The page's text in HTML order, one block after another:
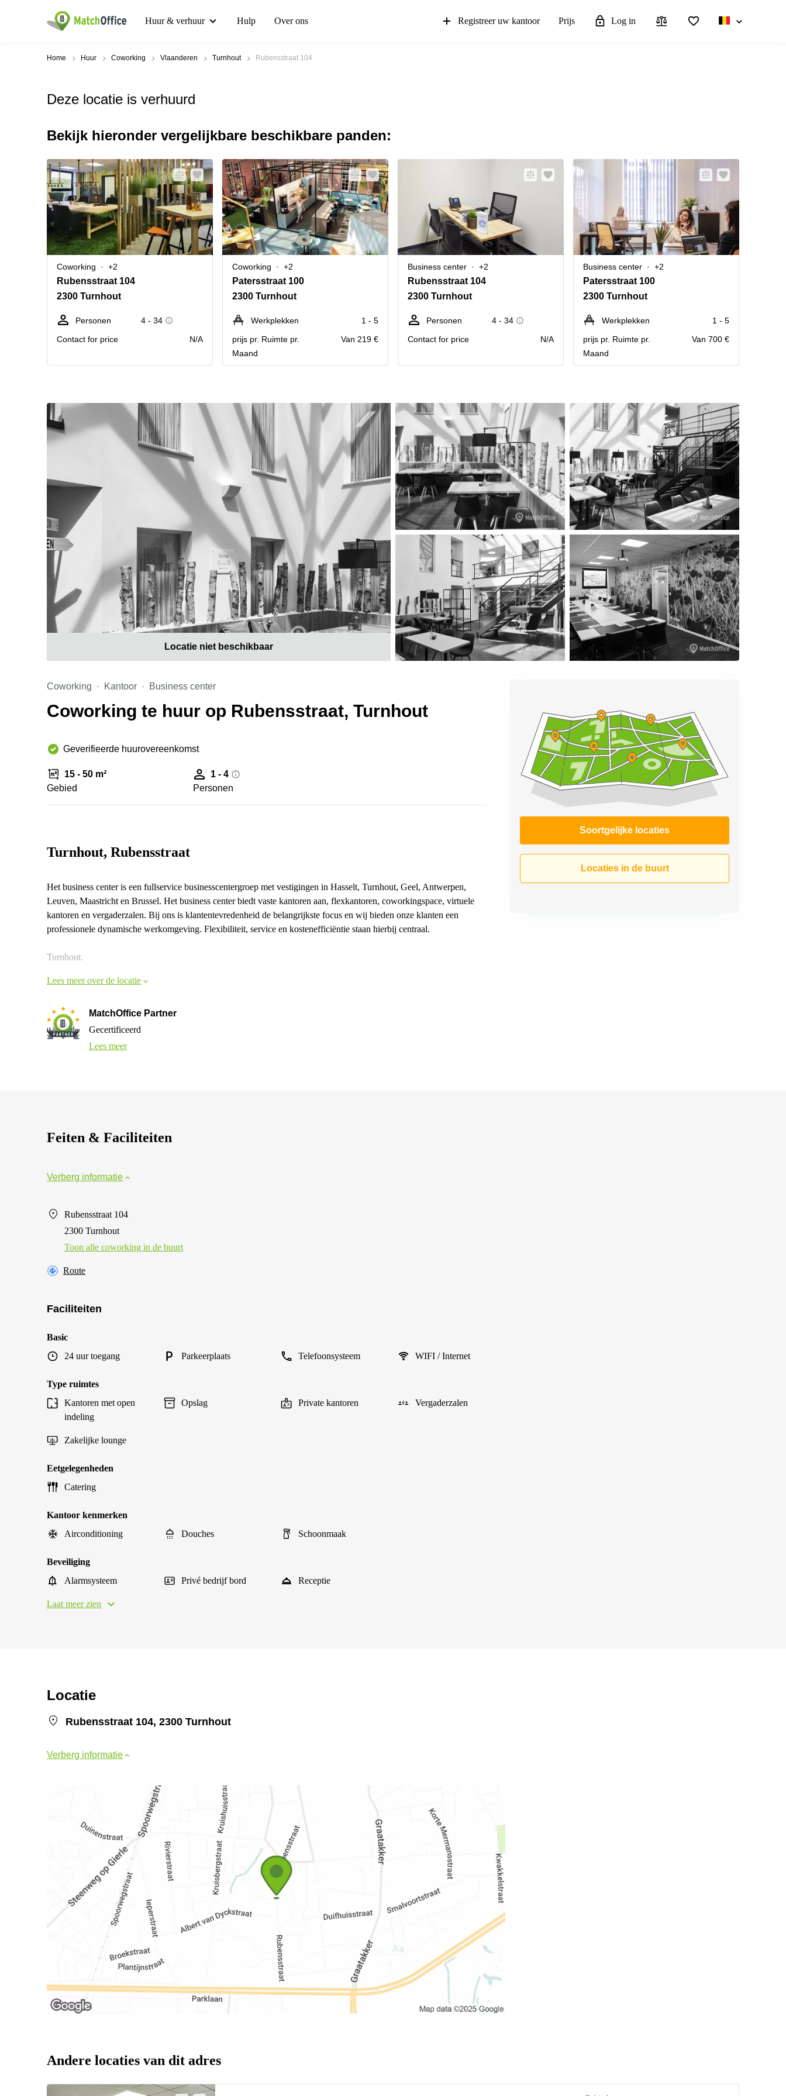
Huur & verhuur Hulp Over ons Registreer uw kantoor Prijs Log in
Home Huur Coworking Vlaanderen Turnhout Rubensstraat 104
Deze locatie is verhuurd
Bekijk hieronder vergelijkbare beschikbare panden:
Coworking +2
Rubensstraat 104
2300 Turnhout
Personen
4 - 34
Contact for price
N/A
Coworking +2
Patersstraat 100
2300 Turnhout
Werkplekken
1 - 5
prijs pr. Ruimte pr.
Maand
Van 219 €
Business center +2
Rubensstraat 104
2300 Turnhout
Personen
4 - 34
Contact for price
N/A
Business center +2
Patersstraat 100
2300 Turnhout
Werkplekken
1 - 5
prijs pr. Ruimte pr.
Maand
Van 700 €
Locatie niet beschikbaar
Coworking Kantoor Business center
Coworking te huur op Rubensstraat, Turnhout
Geverifieerde huurovereenkomst
15 - 50 m²
Gebied
1 - 4
Personen
Soortgelijke locaties
Locaties in de buurt
Turnhout, Rubensstraat
Het business center is een fullservice businesscentergroep met vestigingen in Hasselt, Turnhout, Geel, Antwerpen,
Leuven, Maastricht en Brussel. Het business center biedt vaste kantoren aan, flexkantoren, coworkingspace, virtuele
kantoren en vergaderzalen. Bij ons is klantentevredenheid de belangrijkste focus en wij bieden onze klanten een
professionele dynamische werkomgeving. Flexibiliteit, service en kostenefficiëntie staan hierbij centraal.
Turnhout.
Lees meer over de locatie
MatchOffice Partner
Gecertificeerd
Lees meer
Feiten & Faciliteiten
Verberg informatie
Rubensstraat 104
2300 Turnhout
Toon alle сoworking in de buurt
Route
Faciliteiten
Basic
24 uur toegang
Parkeerplaats Telefoonsysteem WIFI / Internet
Type ruimtes
Kantoren met open
indeling
Opslag Private kantoren Vergaderzalen
Zakelijke lounge
Eetgelegenheden
Catering
Kantoor kenmerken
Airconditioning
Douches Schoonmaak
Beveiliging
Alarmsysteem
Privé bedrijf bord Receptie
Laat meer zien
Locatie
Rubensstraat 104, 2300 Turnhout
Verberg informatie
Andere locaties van dit adres